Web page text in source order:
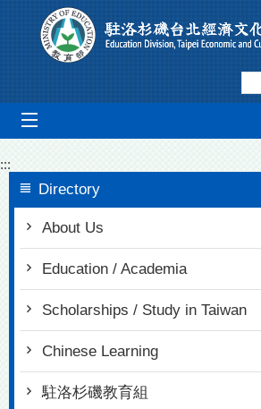
Go To Content
:::
Directory
About Us
Education / Academia
Scholarships / Study in Taiwan
Chinese Learning
駐洛杉磯教育組